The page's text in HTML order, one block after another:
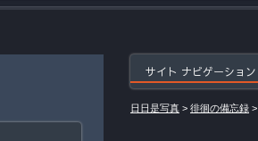
サイト ナビゲーション
日日是写真 > 徘徊の備忘録 >